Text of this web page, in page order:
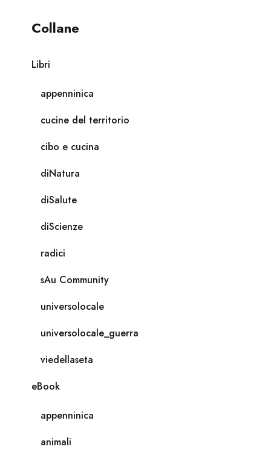
Collane
Libri
appenninica
cucine del territorio
cibo e cucina
diNatura
diSalute
diScienze
radici
sAu Community
universolocale
universolocale_guerra
viedellaseta
eBook
appenninica
animali